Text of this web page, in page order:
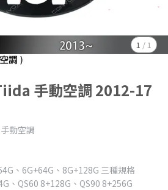
1 / 1
手動空調 2012-17
動空調
、6G+64G、8G+128G 三種規格
、QS60 8+128G、QS90 8+256G